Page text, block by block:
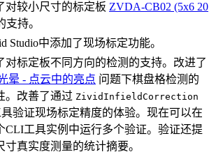
对较小尺寸的标定板 ZVDA-CB02 (5x6 20
支持。
Studio中添加了现场标定功能。
对标定板不同方向的检测的支持。改进了
晕 - 点云中的亮点 问题下棋盘格检测的
。改善了通过 ZividInfieldCorrection
验证现场标定精度的体验。现在可以在
CLI工具实例中运行多个验证。验证还提
寸真实度测量的统计摘要。